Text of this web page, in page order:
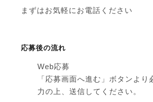
まずはお気軽にお電話ください
応募後の流れ
Web応募
「応募画面へ進む」ボタンより
力の上、送信してください。